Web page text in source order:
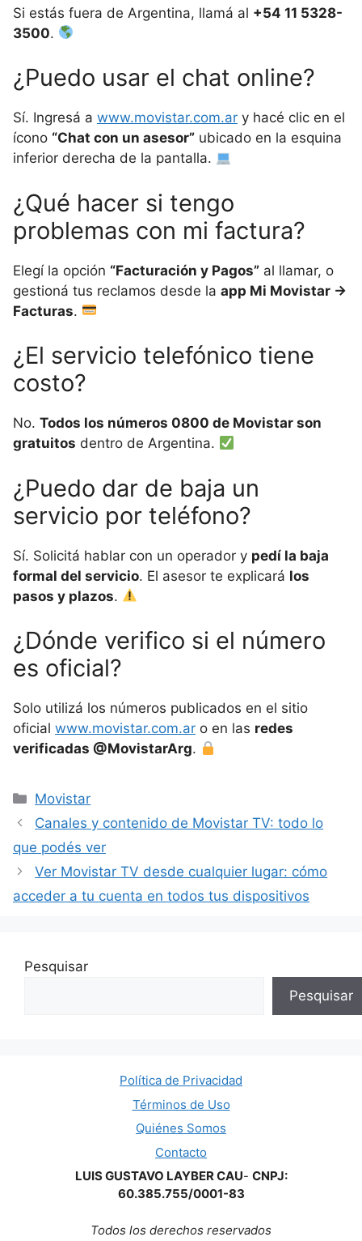
Si estás fuera de Argentina, llamá al +54 11 5328-
3500.
¿Puedo usar el chat online?
Sí. Ingresá a www.movistar.com.ar y hacé clic en el
ícono “Chat con un asesor” ubicado en la esquina
inferior derecha de la pantalla.
¿Qué hacer si tengo
problemas con mi factura?
Elegí la opción “Facturación y Pagos” al llamar, o
gestioná tus reclamos desde la app Mi Movistar →
Facturas.
¿El servicio telefónico tiene
costo?
No. Todos los números 0800 de Movistar son
gratuitos dentro de Argentina.
¿Puedo dar de baja un
servicio por teléfono?
Sí. Solicitá hablar con un operador y pedí la baja
formal del servicio. El asesor te explicará los
pasos y plazos.
¿Dónde verifico si el número
es oficial?
Solo utilizá los números publicados en el sitio
oficial www.movistar.com.ar o en las redes
verificadas @MovistarArg.
Categorías
Movistar
Canales y contenido de Movistar TV: todo lo
que podés ver
Ver Movistar TV desde cualquier lugar: cómo
acceder a tu cuenta en todos tus dispositivos
Pesquisar
Pesquisar
Política de Privacidad
Términos de Uso
Quiénes Somos
Contacto
LUIS GUSTAVO LAYBER CAU- CNPJ:
60.385.755/0001-83
Todos los derechos reservados